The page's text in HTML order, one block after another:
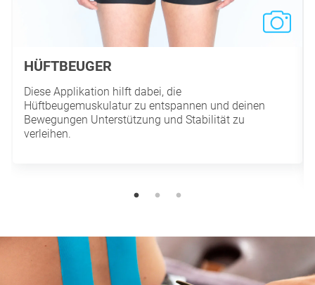
HÜFTBEUGER
Diese Applikation hilft dabei, die
Hüftbeugemuskulatur zu entspannen und deinen
Bewegungen Unterstützung und Stabilität zu
verleihen.